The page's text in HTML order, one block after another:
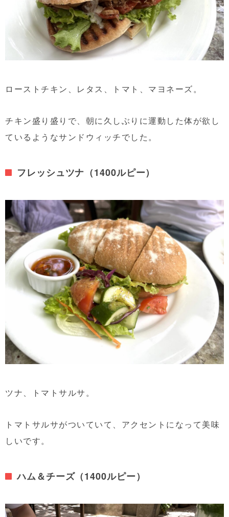
ローストチキン、レタス、トマト、マヨネーズ。
チキン盛り盛りで、朝に久しぶりに運動した体が欲し
ているようなサンドウィッチでした。
フレッシュツナ（1400ルピー）
ツナ、トマトサルサ。
トマトサルサがついていて、アクセントになって美味
しいです。
ハム＆チーズ（1400ルピー）